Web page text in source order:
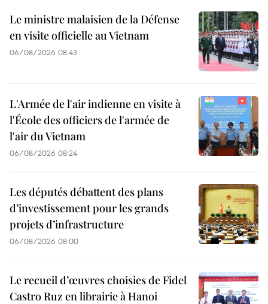
Le ministre malaisien de la Défense
en visite officielle au Vietnam
06/08/2026 08:43
L'Armée de l'air indienne en visite à
l'École des officiers de l'armée de
l'air du Vietnam
06/08/2026 08:24
Les députés débattent des plans
d’investissement pour les grands
projets d’infrastructure
06/08/2026 08:00
Le recueil d’œuvres choisies de Fidel
Castro Ruz en librairie à Hanoi